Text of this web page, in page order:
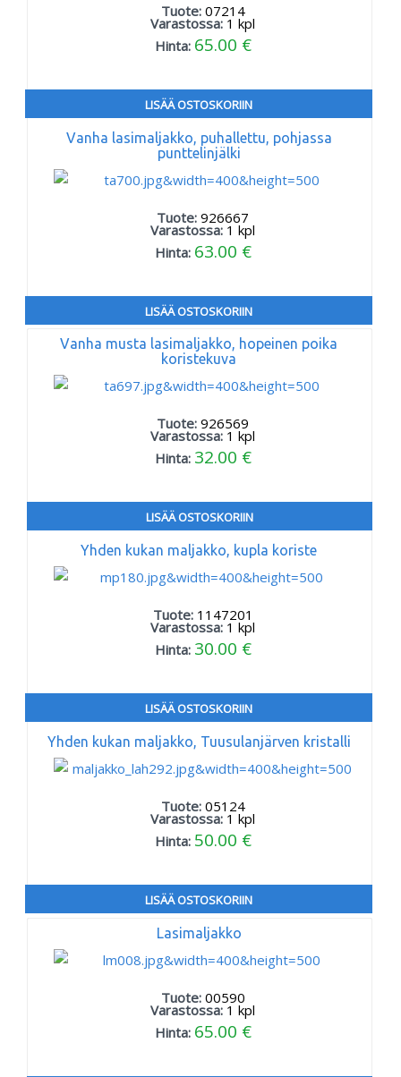
Tuote: 07214
Varastossa: 1 kpl
Hinta: 65.00 €
LISÄÄ OSTOSKORIIN
Vanha lasimaljakko, puhallettu, pohjassa
punttelinjälki
Tuote:926667
Varastossa: 1 kpl
Hinta: 63.00 €
LISÄÄ OSTOSKORIIN
Vanha musta lasimaljakko, hopeinen poika
koristekuva
Tuote:926569
Varastossa: 1 kpl
Hinta: 32.00 €
LISÄÄ OSTOSKORIIN
Yhden kukan maljakko, kupla koriste
Tuote: 1147201
Varastossa: 1 kpl
Hinta: 30.00 €
LISÄÄ OSTOSKORIIN
Yhden kukan maljakko, Tuusulanjärven kristalli
Tuote: 05124
Varastossa: 1 kpl
Hinta: 50.00 €
LISÄÄ OSTOSKORIIN
Lasimaljakko
Tuote: 00590
Varastossa: 1 kpl
Hinta: 65.00 €